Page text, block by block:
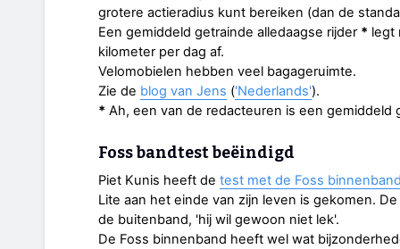
grotere actieradius kunt bereiken (dan de
Een gemiddeld getrainde alledaagse rijder * legt
kilometer per dag af.
Velomobielen hebben veel bagageruimte.
Zie de blog van Jens ('Nederlands').
* Ah, een van de redacteuren is een gemiddeld
Foss bandtest beëindigd
Piet Kunis heeft de test met de Foss
Lite aan het einde van zijn leven is gekomen.
de buitenband, 'hij wil gewoon niet lek'.
De Foss binnenband heeft wel wat